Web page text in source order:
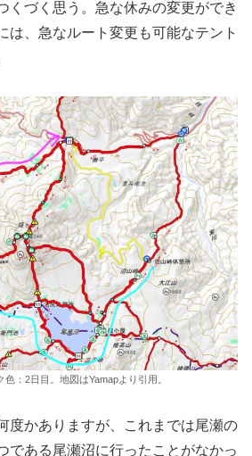
くづく思う。急な休みの変更ができ
は、急なルート変更も可能なテント
：2日目。地図はYamapより引用。
度かありますが、これまでは尾瀬の
である尾瀬沼に行ったことがなかっ